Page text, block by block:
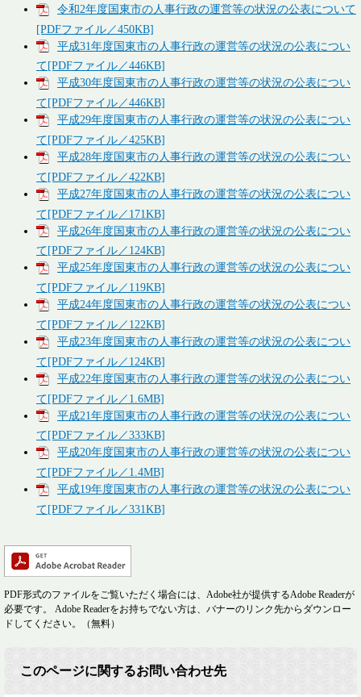
令和2年度国東市の人事行政の運営等の状況の公表について
[PDFファイル／450KB]
平成31年度国東市の人事行政の運営等の状況の公表につい
て[PDFファイル／446KB]
平成30年度国東市の人事行政の運営等の状況の公表につい
て[PDFファイル／446KB]
平成29年度国東市の人事行政の運営等の状況の公表につい
て[PDFファイル／425KB]
平成28年度国東市の人事行政の運営等の状況の公表につい
て[PDFファイル／422KB]
平成27年度国東市の人事行政の運営等の状況の公表につい
て[PDFファイル／171KB]
平成26年度国東市の人事行政の運営等の状況の公表につい
て[PDFファイル／124KB]
平成25年度国東市の人事行政の運営等の状況の公表につい
て[PDFファイル／119KB]
平成24年度国東市の人事行政の運営等の状況の公表につい
て[PDFファイル／122KB]
平成23年度国東市の人事行政の運営等の状況の公表につい
て[PDFファイル／124KB]
平成22年度国東市の人事行政の運営等の状況の公表につい
て[PDFファイル／1.6MB]
平成21年度国東市の人事行政の運営等の状況の公表につい
て[PDFファイル／333KB]
平成20年度国東市の人事行政の運営等の状況の公表につい
て[PDFファイル／1.4MB]
平成19年度国東市の人事行政の運営等の状況の公表につい
て[PDFファイル／331KB]
PDF形式のファイルをご覧いただく場合には、Adobe社が提供するAdobe Readerが
必要です。
Adobe Readerをお持ちでない方は、バナーのリンク先からダウンロー
ドしてください。（無料）
このページに関するお問い合わせ先